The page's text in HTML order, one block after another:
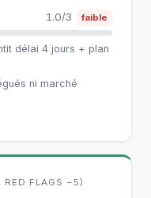
1.0/3 faible
délai 4 jours + plan
ni marché
FLAGS −5)